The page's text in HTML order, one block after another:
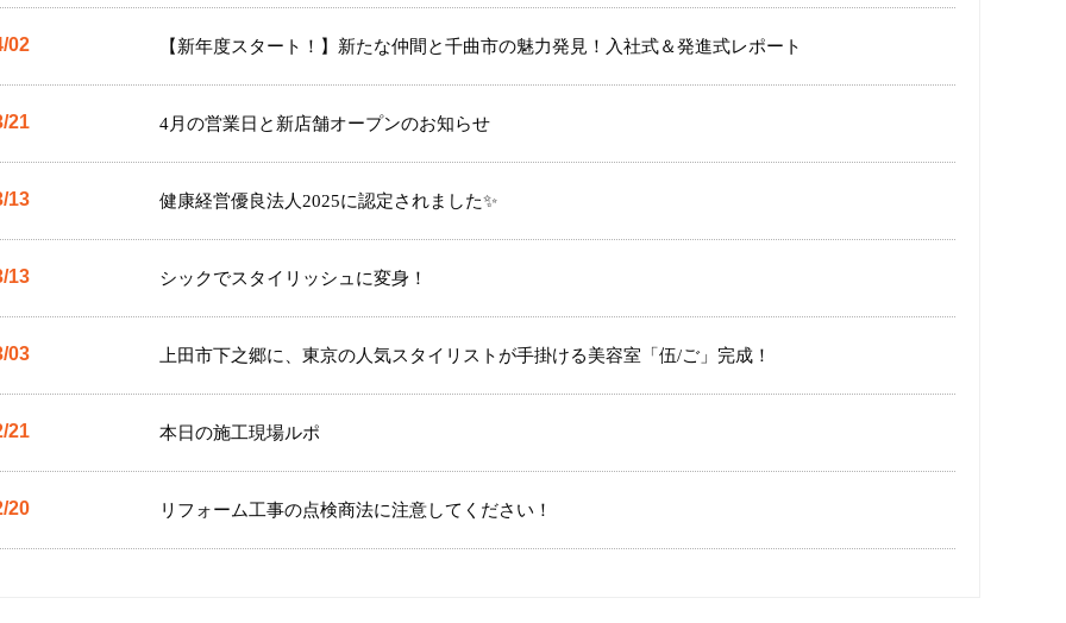
02 【新年度スタート！】新たな仲間と千曲市の魅力発見！入社式＆発進式レポート
21 4月の営業日と新店舗オープンのお知らせ
13 健康経営優良法人2025に認定されました✨
13 シックでスタイリッシュに変身！
03 上田市下之郷に、東京の人気スタイリストが手掛ける美容室「伍/ご」完成！
21 本日の施工現場ルポ
20 リフォーム工事の点検商法に注意してください！